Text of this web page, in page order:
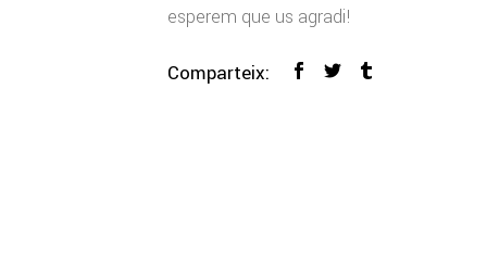
esperem que us agradi!
Comparteix: